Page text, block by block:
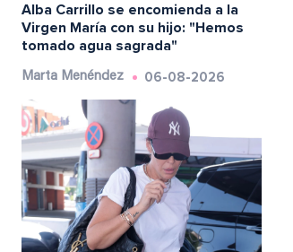
Alba Carrillo se encomienda a la
Virgen María con su hijo: "Hemos
tomado agua sagrada"
Marta Menéndez 06-08-2026